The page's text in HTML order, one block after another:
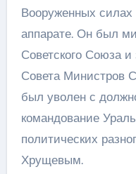
Вооруженных
аппарате. Он был
Советского Союза
Совета Министров
был уволен с
командование
политических
Хрущевым.